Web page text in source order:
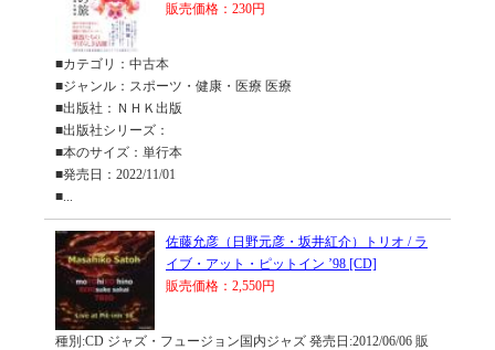
販売価格：230円
■カテゴリ：中古本
■ジャンル：スポーツ・健康・医療 医療
■出版社：ＮＨＫ出版
■出版社シリーズ：
■本のサイズ：単行本
■発売日：2022/11/01
■...
佐藤允彦（日野元彦・坂井紅介）トリオ / ラ
イブ・アット・ピットイン ’98 [CD]
販売価格：2,550円
種別:CD ジャズ・フュージョン国内ジャズ 発売日:2012/06/06 販